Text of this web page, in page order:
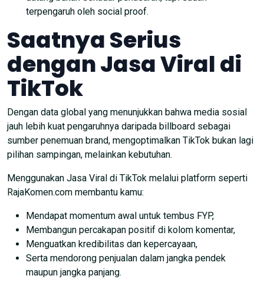
terpengaruh oleh social proof.
Saatnya Serius
dengan Jasa Viral di
TikTok
Dengan data global yang menunjukkan bahwa media sosial
jauh lebih kuat pengaruhnya daripada billboard sebagai
sumber penemuan brand, mengoptimalkan TikTok bukan lagi
pilihan sampingan, melainkan kebutuhan.
Menggunakan Jasa Viral di TikTok melalui platform seperti
RajaKomen.com membantu kamu:
Mendapat momentum awal untuk tembus FYP,
Membangun percakapan positif di kolom komentar,
Menguatkan kredibilitas dan kepercayaan,
Serta mendorong penjualan dalam jangka pendek
maupun jangka panjang.